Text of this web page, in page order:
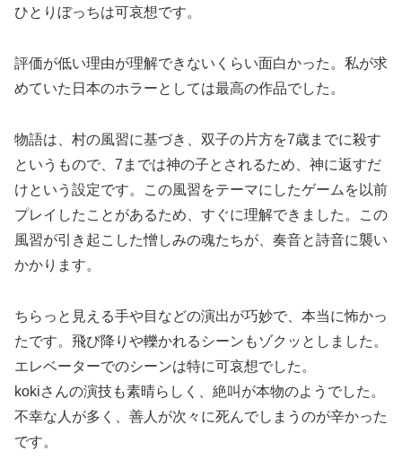
ひとりぼっちは可哀想です。
評価が低い理由が理解できないくらい面白かった。私が求
めていた日本のホラーとしては最高の作品でした。
物語は、村の風習に基づき、双子の片方を7歳までに殺す
というもので、7までは神の子とされるため、神に返すだ
けという設定です。この風習をテーマにしたゲームを以前
プレイしたことがあるため、すぐに理解できました。この
風習が引き起こした憎しみの魂たちが、奏音と詩音に襲い
かかります。
ちらっと見える手や目などの演出が巧妙で、本当に怖かっ
たです。飛び降りや轢かれるシーンもゾクッとしました。
エレベーターでのシーンは特に可哀想でした。
kokiさんの演技も素晴らしく、絶叫が本物のようでした。
不幸な人が多く、善人が次々に死んでしまうのが辛かった
です。